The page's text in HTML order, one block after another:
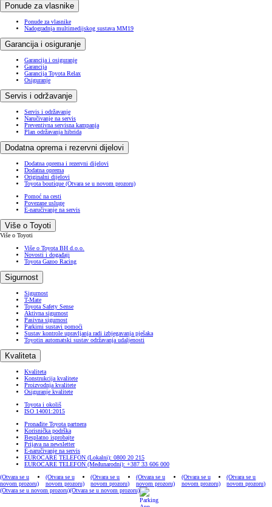
Ponude za vlasnike
Ponude za vlasnike
Nadogradnja multimedijskog sustava MM19
Garancija i osiguranje
Garancija i osiguranje
Garancija
Garancija Toyota Relax
Osiguranje
Servis i održavanje
Servis i održavanje
Naručivanje na servis
Preventivna servisna kampanja
Plan održavanja hibrida
Dodatna oprema i rezervni dijelovi
Dodatna oprema i rezervni dijelovi
Dodatna oprema
Originalni dijelovi
Toyota boutique (Otvara se u novom prozoru)
Pomoć na cesti
Povezane usluge
E-naručivanje na servis
Više o Toyoti
Više o Toyoti
Više o Toyota BH d.o.o.
Novosti i događaji
Toyota Gazoo Racing
Sigurnost
Sigurnost
T-Mate
Toyota Safety Sense
Aktivna sigurnost
Pasivna sigurnost
Parkirni sustavi pomoći
Sustav kontrole upravljanja radi izbjegavanja pješaka
Toyotin automatski sustav održavanja udaljenosti
Kvaliteta
Kvaliteta
Konstrukcija kvalitete
Proizvodnja kvalitete
Osiguranje kvalitete
Toyota i okoliš
ISO 14001:2015
Pronađite Toyota partnera
Korisnička podrška
Besplatno isprobajte
Prijava na newsletter
E-naručivanje na servis
EUROCARE TELEFON (Lokalni): 0800 20 215
EUROCARE TELEFON (Međunarodni): +387 33 606 000
(Otvara se u
novom prozoru)
(Otvara se u
novom prozoru)
(Otvara se u
novom prozoru)
(Otvara se u
novom prozoru)
(Otvara se u
novom prozoru)
(Otvara se u
novom prozoru)
(Otvara se u novom prozoru)(Otvara se u novom prozoru)